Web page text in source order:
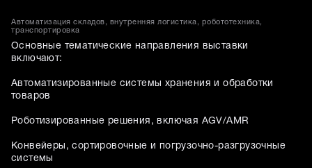
Автоматизация складов, внутренняя логистика, робототехника,
транспортировка
Основные тематические направления выставки
включают:
Автоматизированные системы хранения и обработки
товаров
Роботизированные решения, включая AGV/AMR
Конвейеры, сортировочные и погрузочно-разгрузочные
системы